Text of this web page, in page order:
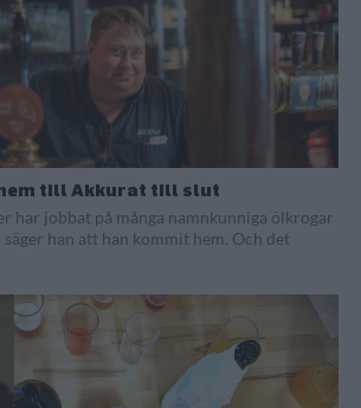
till Akkurat till slut
har jobbat på många namnkunniga ölkrogar
han att han kommit hem. Och det